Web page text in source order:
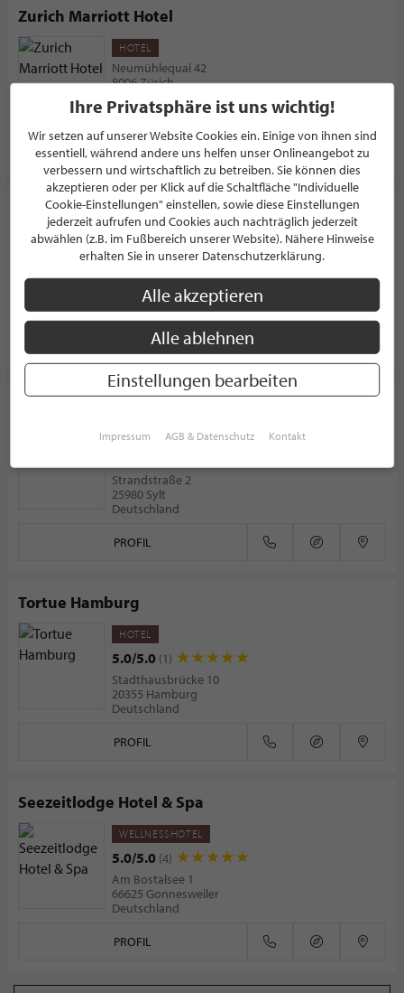
Zurich Marriott Hotel
HOTEL
Neumühlequai 42
8006 Zürich
Schweiz
PROFIL
IBF Immobilien Brigitte Führ GmbH
3.5/5.0(6)
Hauptstraße 11
25996 Sylt / Wenningstedt
Deutschland
PROFIL
Hotel Stadt Hamburg
HOTEL
Strandstraße 2
25980 Sylt
Deutschland
PROFIL
Tortue Hamburg
HOTEL
5.0/5.0 (1)
Stadthausbrücke 10
20355 Hamburg
Deutschland
PROFIL
Seezeitlodge Hotel & Spa
WELLNESSHOTEL
5.0/5.0 (4)
Am Bostalsee 1
66625 Gonnesweiler
Deutschland
PROFIL
Ihre Privatsphäre ist uns wichtig!
Wir setzen auf unserer Website Cookies ein. Einige von ihnen sind
essentiell, während andere uns helfen unser Onlineangebot zu
verbessern und wirtschaftlich zu betreiben. Sie können dies
akzeptieren oder per Klick auf die Schaltfläche "Individuelle
Cookie-Einstellungen" einstellen, sowie diese Einstellungen
jederzeit aufrufen und Cookies auch nachträglich jederzeit
abwählen (z.B. im Fußbereich unserer Website). Nähere Hinweise
erhalten Sie in unserer Datenschutzerklärung.
Alle akzeptieren
Alle ablehnen
Einstellungen bearbeiten
Impressum AGB & Datenschutz Kontakt